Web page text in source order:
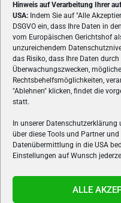
Hinweis auf Verarbeitung Ihrer
USA: Indem Sie auf "Alle
DSGVO ein, dass Ihre Daten in
vom Europäischen Gerichtshof
unzureichendem
das Risiko, dass Ihre Daten
Überwachungszwecken,
Rechtsbehelfsmöglichkeiten,
"Ablehnen" klicken, findet die
statt.
In unserer
über diese Tools und Partner
Datenübermittlung in die USA
Einstellungen auf Wunsch
ALLE
VON GAMERN, FÜR
Spielemagazin
Reviews und Videos zu
Hardware und